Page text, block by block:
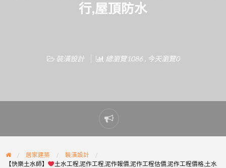
行,屋頂防水
裝潢設計 總瀏覽1086 , 今天瀏覽0
Report
problem
居家建築
裝潢設計
【快樂土水師】
土水工程,泥作工程,泥作報價,泥作工程估價,泥作工程價格,土水